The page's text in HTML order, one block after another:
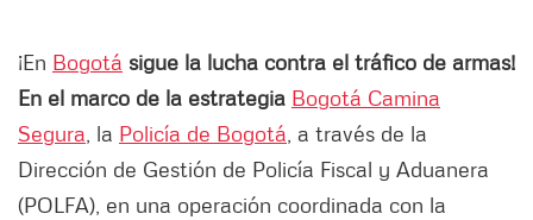
¡En Bogotá sigue la lucha contra el tráfico de armas!
En el marco de la estrategia Bogotá Camina
Segura , la Policía de Bogotá , a través de la
Dirección de Gestión de Policía Fiscal y Aduanera
(POLFA), en una operación coordinada con la